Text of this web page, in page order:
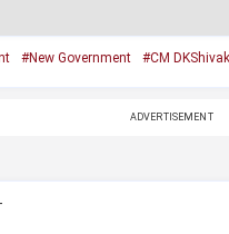
#New Government #CM
ADVERTISEMENT